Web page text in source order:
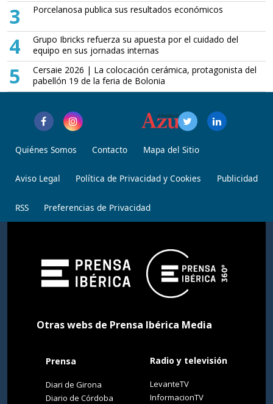
3 Porcelanosa publica sus resultados económicos
4
Grupo Ibricks refuerza su apuesta por el cuidado del
equipo en sus jornadas internas
5
Cersaie 2026 | La colocación cerámica, protagonista del
pabellón 19 de la feria de Bolonia
Quiénes Somos Contacto Mapa del Sitio
Aviso Legal Política de Privacidad y Cookies Publicidad
RSS Preferencias de Privacidad
Otras webs de Prensa Ibérica Media
Prensa
Diari de Girona
Diario de Córdoba
Radio y televisión
LevanteTV
InformacionTV